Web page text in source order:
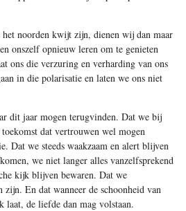
het noorden kwijt zijn, dienen wij dan maar
onszelf opnieuw leren om te genieten
ons die verzuring en verharding van ons
in die polarisatie en laten we ons niet
dit jaar mogen terugvinden. Dat we bij
dat vertrouwen wel mogen
Dat we steeds waakzaam en alert blijven
we niet langer alles vanzelfsprekend
kijk blijven bewaren. Dat we
zijn. En dat wanneer de schoonheid van
laat, de liefde dan mag volstaan.